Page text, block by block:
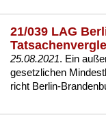
21/039 LAG
25.08.2021. Ein
ge­setz­li­chen
richt Ber­lin-